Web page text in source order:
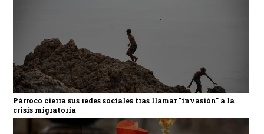
Párroco cierra sus redes sociales tras llamar "invasión" a la
crisis migratoria